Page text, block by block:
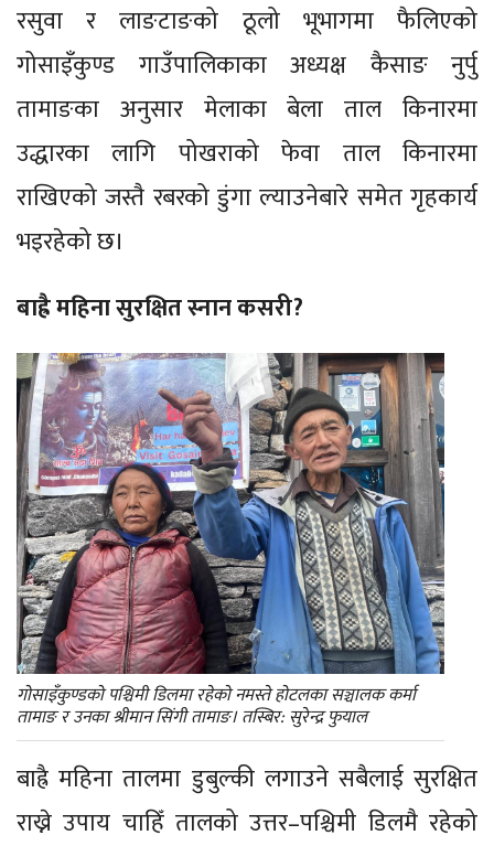
रसुवा र लाङटाङको ठूलो भूभागमा फैलिएको
गोसाइँकुण्ड गाउँपालिकाका अध्यक्ष कैसाङ नुर्पु
तामाङका अनुसार मेलाका बेला ताल किनारमा
उद्धारका लागि पोखराको फेवा ताल किनारमा
राखिएको जस्तै रबरको डुंगा ल्याउनेबारे समेत गृहकार्य
भइरहेको छ।
बाह्रै महिना सुरक्षित स्नान कसरी?
गोसाइँकुण्डको पश्चिमी डिलमा रहेको नमस्ते होटलका सञ्चालक कर्मा
तामाङ र उनका श्रीमान सिंगी तामाङ। तस्बिर: सुरेन्द्र फुयाल
बाह्रै महिना तालमा डुबुल्की लगाउने सबैलाई सुरक्षित
राख्ने उपाय चाहिँ तालको उत्तर–पश्चिमी डिलमै रहेको